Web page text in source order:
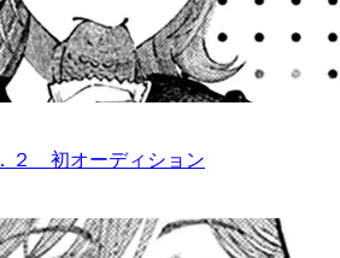
２ 初オーディション